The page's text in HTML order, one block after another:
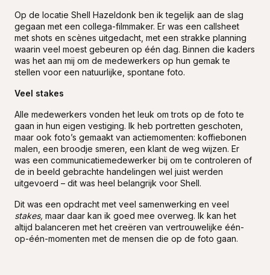
Op de locatie Shell Hazeldonk ben ik tegelijk aan de slag
gegaan met een collega-filmmaker. Er was een callsheet
met shots en scènes uitgedacht, met een strakke planning
waarin veel moest gebeuren op één dag. Binnen die kaders
was het aan mij om de medewerkers op hun gemak te
stellen voor een natuurlijke, spontane foto.
Veel stakes
Alle medewerkers vonden het leuk om trots op de foto te
gaan in hun eigen vestiging. Ik heb portretten geschoten,
maar ook foto’s gemaakt van actiemomenten: koffiebonen
malen, een broodje smeren, een klant de weg wijzen. Er
was een communicatiemedewerker bij om te controleren of
de in beeld gebrachte handelingen wel juist werden
uitgevoerd – dit was heel belangrijk voor Shell.
Dit was een opdracht met veel samenwerking en veel
stakes, maar daar kan ik goed mee overweg. Ik kan het
altijd balanceren met het creëren van vertrouwelijke één-
op-één-momenten met de mensen die op de foto gaan.